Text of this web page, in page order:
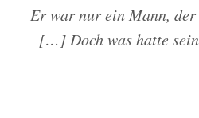
Er war nur ein Mann,
[…] Doch was hatte